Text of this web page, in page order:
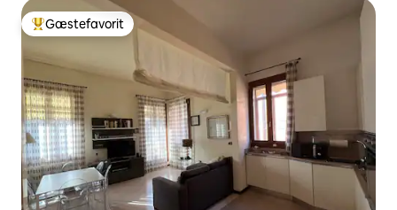
Bedste gæstefavorit
Gæstefavorit